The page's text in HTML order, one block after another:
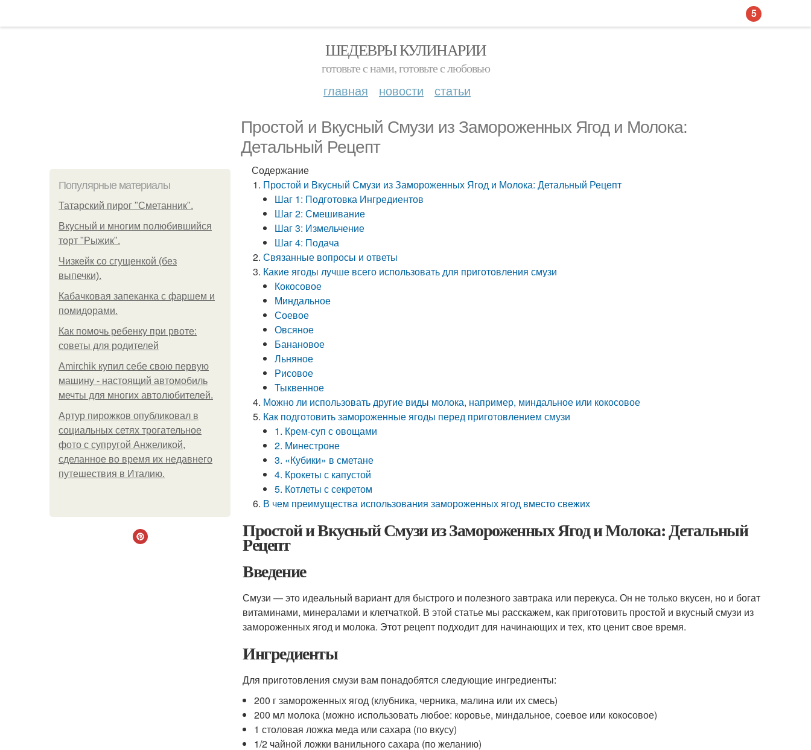
ШЕДЕВРЫ КУЛИНАРИИ
готовьте с нами, готовьте с любовью
главная новости статьи
Простой и Вкусный Смузи из Замороженных Ягод и Молока:
Детальный Рецепт
Популярные материалы
Татарский пирог "Сметанник".
Вкусный и многим полюбившийся
торт "Рыжик".
Чизкейк со сгущенкой (без
выпечки).
Кабачковая запеканка с фаршем и
помидорами.
Как помочь ребенку при рвоте:
советы для родителей
Amirchik купил себе свою первую
машину - настоящий автомобиль
мечты для многих автолюбителей.
Артур пирожков опубликовал в
социальных сетях трогательное
фото с супругой Анжеликой,
сделанное во время их недавнего
путешествия в Италию.
Содержание
Простой и Вкусный Смузи из Замороженных Ягод и Молока: Детальный Рецепт
Шаг 1: Подготовка Ингредиентов
Шаг 2: Смешивание
Шаг 3: Измельчение
Шаг 4: Подача
Связанные вопросы и ответы
Какие ягоды лучше всего использовать для приготовления смузи
Кокосовое
Миндальное
Соевое
Овсяное
Банановое
Льняное
Рисовое
Тыквенное
Можно ли использовать другие виды молока, например, миндальное или кокосовое
Как подготовить замороженные ягоды перед приготовлением смузи
1. Крем-суп с овощами
2. Минестроне
3. «Кубики» в сметане
4. Крокеты с капустой
5. Котлеты с секретом
В чем преимущества использования замороженных ягод вместо свежих
Простой и Вкусный Смузи из Замороженных Ягод и Молока: Детальный
Рецепт
Введение
Смузи — это идеальный вариант для быстрого и полезного завтрака или перекуса. Он не только вкусен, но и богат
витаминами, минералами и клетчаткой. В этой статье мы расскажем, как приготовить простой и вкусный смузи из
замороженных ягод и молока. Этот рецепт подходит для начинающих и тех, кто ценит свое время.
Ингредиенты
Для приготовления смузи вам понадобятся следующие ингредиенты:
200 г замороженных ягод (клубника, черника, малина или их смесь)
200 мл молока (можно использовать любое: коровье, миндальное, соевое или кокосовое)
1 столовая ложка меда или сахара (по вкусу)
1/2 чайной ложки ванильного сахара (по желанию)
5